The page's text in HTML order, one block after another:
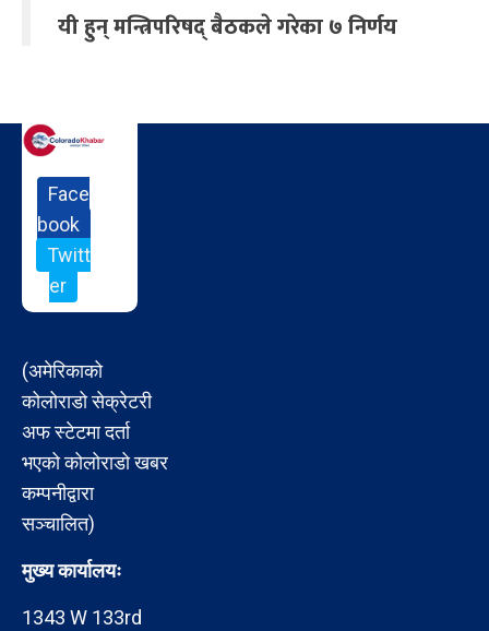
यी हुन् मन्त्रिपरिषद् बैठकले गरेका ७ निर्णय
Face
book
Twitt
er
(अमेरिकाको
कोलोराडो सेक्रेटरी
अफ स्टेटमा दर्ता
भएको कोलोराडो खबर
कम्पनीद्वारा
सञ्चालित)
मुख्य कार्यालयः
1343 W 133rd